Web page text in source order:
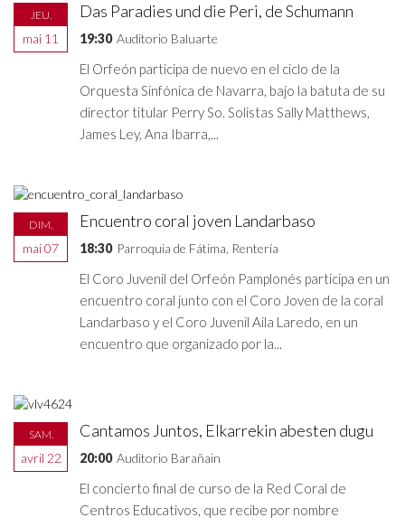
JEU.
mai 11
Das Paradies und die Peri, de Schumann
19:30 Auditorio Baluarte
El Orfeón participa de nuevo en el ciclo de la
Orquesta Sinfónica de Navarra, bajo la batuta de su
director titular Perry So. Solistas Sally Matthews,
James Ley, Ana Ibarra,...
DIM.
mai 07
Encuentro coral joven Landarbaso
18:30 Parroquia de Fátima, Rentería
El Coro Juvenil del Orfeón Pamplonés participa en un
encuentro coral junto con el Coro Joven de la coral
Landarbaso y el Coro Juvenil Aila Laredo, en un
encuentro que organizado por la...
SAM.
avril 22
Cantamos Juntos, Elkarrekin abesten dugu
20:00 Auditorio Barañain
El concierto final de curso de la Red Coral de
Centros Educativos, que recibe por nombre